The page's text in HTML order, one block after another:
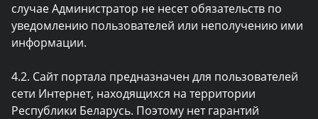
случае Администратор не несет обязательств по
уведомлению пользователей или неполучению ими
информации.
4.2. Сайт портала предназначен для пользователей
сети Интернет, находящихся на территории
Республики Беларусь. Поэтому нет гарантий